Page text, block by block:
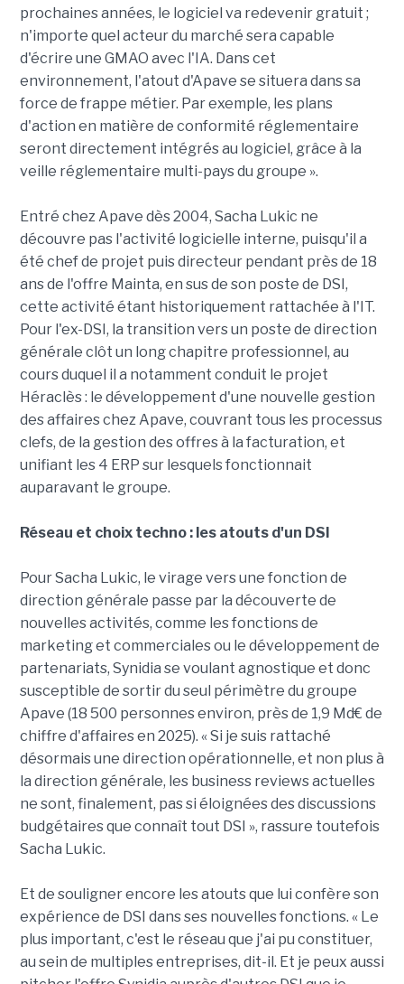
prochaines années, le logiciel va redevenir gratuit ;
n'importe quel acteur du marché sera capable
d'écrire une GMAO avec l'IA. Dans cet
environnement, l'atout d'Apave se situera dans sa
force de frappe métier. Par exemple, les plans
d'action en matière de conformité réglementaire
seront directement intégrés au logiciel, grâce à la
veille réglementaire multi-pays du groupe ».
Entré chez Apave dès 2004, Sacha Lukic ne
découvre pas l'activité logicielle interne, puisqu'il a
été chef de projet puis directeur pendant près de 18
ans de l'offre Mainta, en sus de son poste de DSI,
cette activité étant historiquement rattachée à l'IT.
Pour l'ex-DSI, la transition vers un poste de direction
générale clôt un long chapitre professionnel, au
cours duquel il a notamment conduit le projet
Héraclès : le développement d'une nouvelle gestion
des affaires chez Apave, couvrant tous les processus
clefs, de la gestion des offres à la facturation, et
unifiant les 4 ERP sur lesquels fonctionnait
auparavant le groupe.
Réseau et choix techno : les atouts d'un DSI
Pour Sacha Lukic, le virage vers une fonction de
direction générale passe par la découverte de
nouvelles activités, comme les fonctions de
marketing et commerciales ou le développement de
partenariats, Synidia se voulant agnostique et donc
susceptible de sortir du seul périmètre du groupe
Apave (18 500 personnes environ, près de 1,9 Md€ de
chiffre d'affaires en 2025). « Si je suis rattaché
désormais une direction opérationnelle, et non plus à
la direction générale, les business reviews actuelles
ne sont, finalement, pas si éloignées des discussions
budgétaires que connaît tout DSI », rassure toutefois
Sacha Lukic.
Et de souligner encore les atouts que lui confère son
expérience de DSI dans ses nouvelles fonctions. « Le
plus important, c'est le réseau que j'ai pu constituer,
au sein de multiples entreprises, dit-il. Et je peux aussi